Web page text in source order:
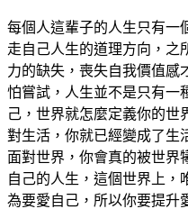
每個人這輩子的人生只有一
走自己人生的道理方向，之
力的缺失，喪失自我價值感
怕嘗試，人生並不是只有一
己，世界就怎麼定義你的世
對生活，你就已經變成了生
面對世界，你會真的被世界
自己的人生，這個世界上，
為要愛自己，所以你要提升